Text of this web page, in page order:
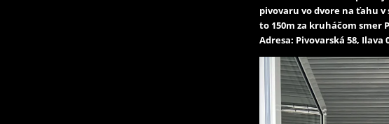
pivovaru vo dvore na ťahu v
to 150m za kruháčom smer
Adresa: Pivovarská 58, Ilava